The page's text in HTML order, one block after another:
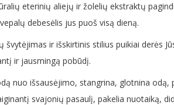
eterinių aliejų ir žolelių ekstraktų
debesėlis jus puoš visą dieną.
ir išskirtinis stilius puikiai derės
ir jausmingą pobūdį.
nuo išsausėjimo, stangrina, glotnina
svajonių pasaulį, pakelia nuotaiką,